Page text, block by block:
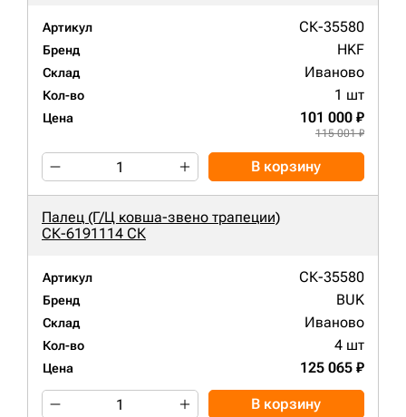
Артикул СК-35580
Бренд HKF
Склад Иваново
Кол-во 1 шт
Цена 101 000 ₽
115 001 ₽
В корзину
Палец (Г/Ц ковша-звено трапеции)
СК-6191114 СК
Артикул СК-35580
Бренд BUK
Склад Иваново
Кол-во 4 шт
Цена 125 065 ₽
В корзину